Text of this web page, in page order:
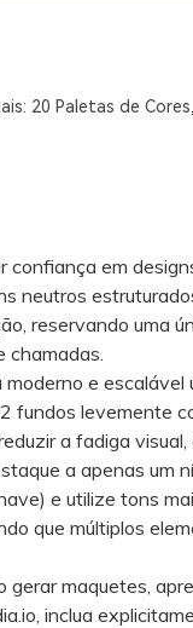
20 Paletas de
confiança em
neutros
reservando uma
chamadas.
e escalável
fundos levemente
a fadiga
a apenas um
e utilize tons
que múltiplos
maquetes,
inclua